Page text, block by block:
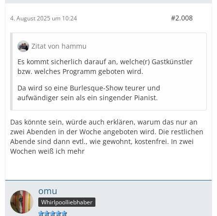
4. August 2025 um 10:24 #2.008
Zitat von hammu
Es kommt sicherlich darauf an, welche(r) Gastkünstler
bzw. welches Programm geboten wird.
Da wird so eine Burlesque-Show teurer und
aufwändiger sein als ein singender Pianist.
Das könnte sein, würde auch erklären, warum das nur an
zwei Abenden in der Woche angeboten wird. Die restlichen
Abende sind dann evtl., wie gewohnt, kostenfrei. In zwei
Wochen weiß ich mehr
omu
Whirlpoolliebhaber